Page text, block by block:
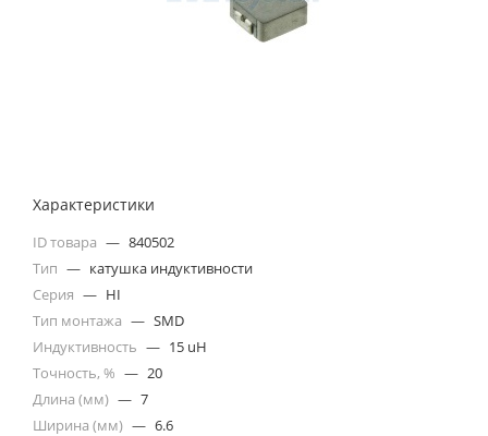
Характеристики
ID товара — 840502
Тип — катушка индуктивности
Серия — HI
Тип монтажа — SMD
Индуктивность — 15 uH
Точность, % — 20
Длина (мм) — 7
Ширина (мм) — 6.6